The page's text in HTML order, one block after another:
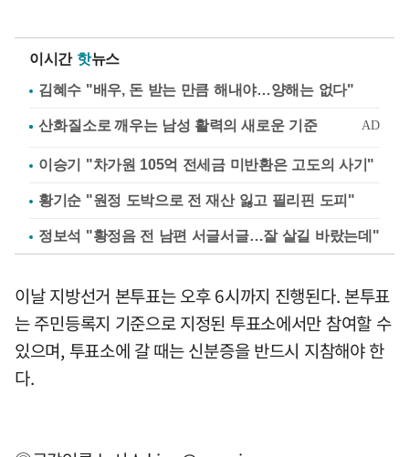
이시간 핫뉴스
김혜수 "배우, 돈 받는 만큼 해내야…양해는 없다"
이승기 "차가원 105억 전세금 미반환은 고도의 사기"
황기순 "원정 도박으로 전 재산 잃고 필리핀 도피"
정보석 "황정음 전 남편 서글서글…잘 살길 바랐는데"
이날 지방선거 본투표는 오후 6시까지 진행된다. 본투표
는 주민등록지 기준으로 지정된 투표소에서만 참여할 수
있으며, 투표소에 갈 때는 신분증을 반드시 지참해야 한
다.